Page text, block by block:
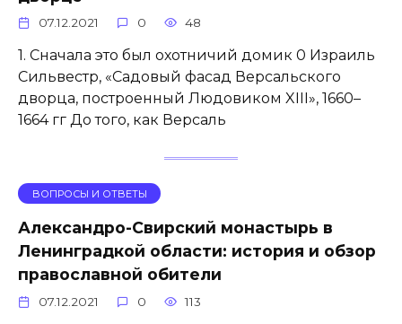
07.12.2021 0 48
1. Сначала это был охотничий домик 0 Израиль
Сильвестр, «Садовый фасад Версальского
дворца, построенный Людовиком XIII», 1660–
1664 гг До того, как Версаль
ВОПРОСЫ И ОТВЕТЫ
Александро-Свирский монастырь в
Ленинградкой области: история и обзор
православной обители
07.12.2021 0 113